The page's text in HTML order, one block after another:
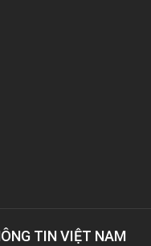
TIN VIỆT NAM